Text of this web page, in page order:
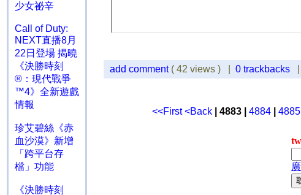
少女祕辛
Call of Duty:
NEXT直播8月
22日登場 揭曉
《決勝時刻
®：現代戰爭
™4》全新遊戲
情報
珍艾碧絲《赤
血沙漠》新增
「跨平台存
檔」功能
《決勝時刻
add comment ( 42 views ) | 0 trackbacks
<<First<Back | 4883 | 4884 4885